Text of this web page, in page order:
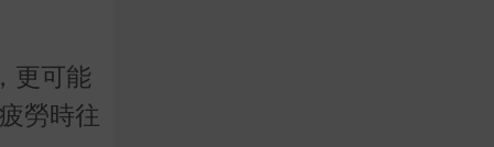
更可能
勞時往